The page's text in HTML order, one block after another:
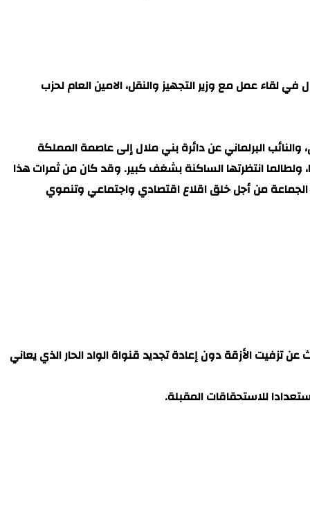
لقاء عمل مع وزير التجهيز والنقل، الامين العام لحزب
البرلماني عن دائرة بني ملال إلى عاصمة المملكة
انتظرتها الساكنة بشغف كبير. وقد كان من ثمرات هذا
الجماعة من أجل خلق اقلاع اقتصادي واجتماعي وتنموي
تزفيت الأزقة دون إعادة تجديد قنواة الواد الحار الذي يعاني
للاستحقاقات المقبلة.